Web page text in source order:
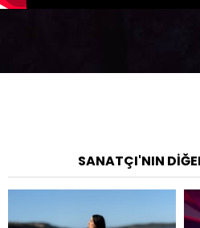
SANATÇI'NIN